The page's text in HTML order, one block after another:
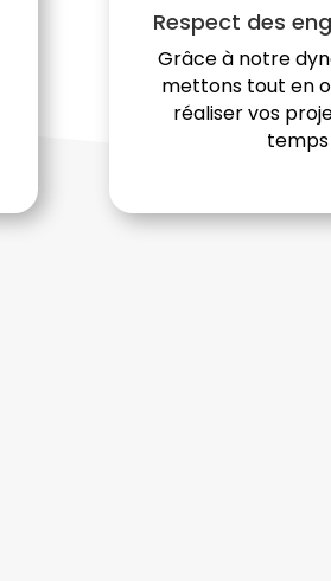
Respect des
Grâce à notre
mettons tout en
réaliser vos
temps